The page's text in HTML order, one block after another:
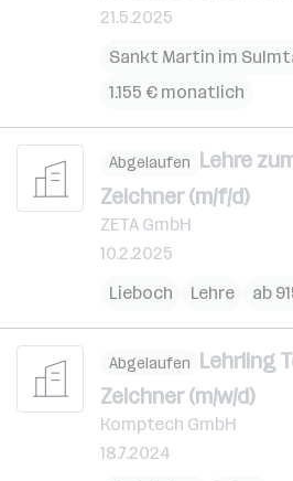
21.5.2025
Sankt Martin im
1.155 € monatlich
Abgelaufen Lehre
Zeichner (m/f/d)
ZETA GmbH
10.2.2025
Lieboch
Lehre ab
Abgelaufen Lehrling
Zeichner (m/w/d)
Komptech GmbH
18.7.2024